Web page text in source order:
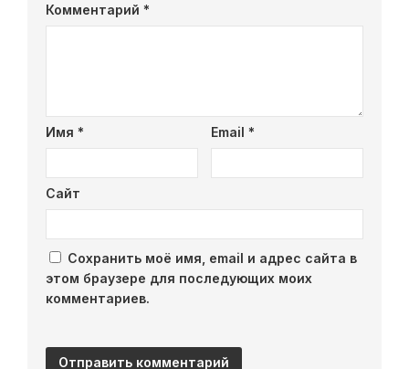
Комментарий *
Имя * Email *
Сайт
Сохранить моё имя, email и адрес сайта в
этом браузере для последующих моих
комментариев.